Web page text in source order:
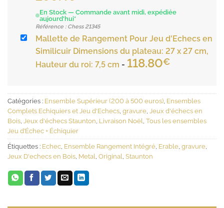
En Stock — Commande avant midi, expédiée
aujourd'hui*
Référence : Chess 21345
Mallette de Rangement Pour Jeu d'Echecs en
Similicuir Dimensions du plateau: 27 x 27 cm,
Hauteur du roi: 7,5 cm - 118.80€
Catégories : Ensemble Supérieur (200 à 500 euros), Ensembles
Complets Echiquiers et Jeu d'Echecs, gravure, Jeux d'échecs en
Bois, Jeux d'échecs Staunton, Livraison Noël, Tous les ensembles
Jeu d’Échec + Échiquier
Étiquettes : Echec, Ensemble Rangement Intégré, Erable, gravure,
Jeux D'echecs en Bois, Metal, Original, Staunton